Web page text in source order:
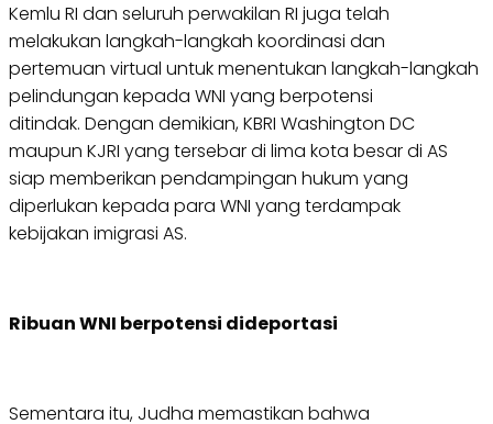
Kemlu RI dan seluruh perwakilan RI juga telah
melakukan langkah-langkah koordinasi dan
pertemuan virtual untuk menentukan langkah-langkah
pelindungan kepada WNI yang berpotensi
ditindak. Dengan demikian, KBRI Washington DC
maupun KJRI yang tersebar di lima kota besar di AS
siap memberikan pendampingan hukum yang
diperlukan kepada para WNI yang terdampak
kebijakan imigrasi AS.
Ribuan WNI berpotensi dideportasi
Sementara itu, Judha memastikan bahwa